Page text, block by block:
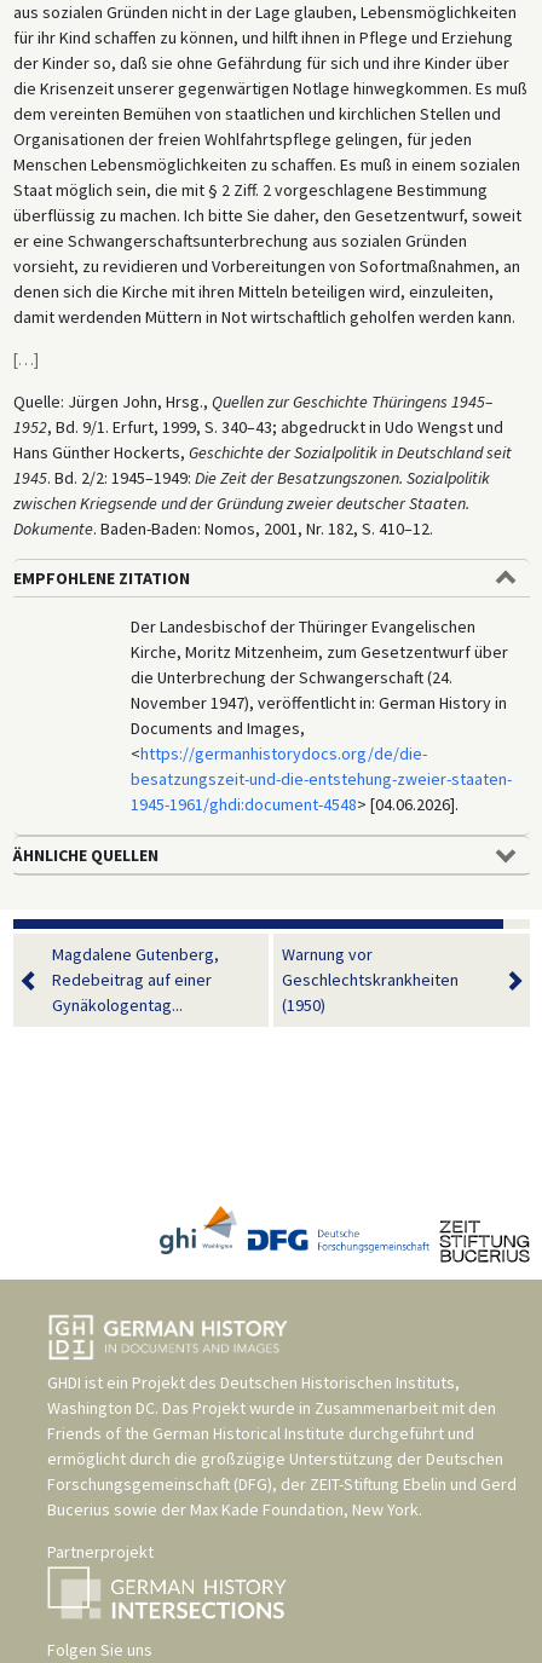
aus sozialen Gründen nicht in der Lage glauben, Lebensmöglichkeiten
für ihr Kind schaffen zu können, und hilft ihnen in Pflege und Erziehung
der Kinder so, daß sie ohne Gefährdung für sich und ihre Kinder über
die Krisenzeit unserer gegenwärtigen Notlage hinwegkommen. Es muß
dem vereinten Bemühen von staatlichen und kirchlichen Stellen und
Organisationen der freien Wohlfahrtspflege gelingen, für jeden
Menschen Lebensmöglichkeiten zu schaffen. Es muß in einem sozialen
Staat möglich sein, die mit § 2 Ziff. 2 vorgeschlagene Bestimmung
überflüssig zu machen. Ich bitte Sie daher, den Gesetzentwurf, soweit
er eine Schwangerschaftsunterbrechung aus sozialen Gründen
vorsieht, zu revidieren und Vorbereitungen von Sofortmaßnahmen, an
denen sich die Kirche mit ihren Mitteln beteiligen wird, einzuleiten,
damit werdenden Müttern in Not wirtschaftlich geholfen werden kann.
[…]
Quelle: Jürgen John, Hrsg., Quellen zur Geschichte Thüringens 1945–
1952, Bd. 9/1. Erfurt, 1999, S. 340–43; abgedruckt in Udo Wengst und
Hans Günther Hockerts, Geschichte der Sozialpolitik in Deutschland seit
1945. Bd. 2/2: 1945–1949: Die Zeit der Besatzungszonen. Sozialpolitik
zwischen Kriegsende und der Gründung zweier deutscher Staaten.
Dokumente. Baden-Baden: Nomos, 2001, Nr. 182, S. 410–12.
EMPFOHLENE ZITATION
Der Landesbischof der Thüringer Evangelischen
Kirche, Moritz Mitzenheim, zum Gesetzentwurf über
die Unterbrechung der Schwangerschaft (24.
November 1947), veröffentlicht in: German History in
Documents and Images,
<https://germanhistorydocs.org/de/die-
besatzungszeit-und-die-entstehung-zweier-staaten-
1945-1961/ghdi:document-4548> [04.06.2026].
ÄHNLICHE QUELLEN
Magdalene Gutenberg,
Redebeitrag auf einer
Gynäkologentag...
Warnung vor
Geschlechtskrankheiten
(1950)
GHDI ist ein Projekt des Deutschen Historischen Instituts,
Washington DC. Das Projekt wurde in Zusammenarbeit mit den
Friends of the German Historical Institute durchgeführt und
ermöglicht durch die großzügige Unterstützung der Deutschen
Forschungsgemeinschaft (DFG), der ZEIT-Stiftung Ebelin und Gerd
Bucerius sowie der Max Kade Foundation, New York.
Partnerprojekt
Folgen Sie uns